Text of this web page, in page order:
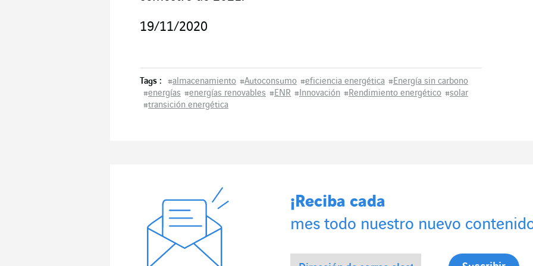
19/11/2020
Tags : #almacenamiento #Autoconsumo #eficiencia energética #Energía sin carbono
#energías #energías renovables #ENR #Innovación #Rendimiento energético #solar
#transición energética
¡Reciba cada
mes todo nuestro nuevo